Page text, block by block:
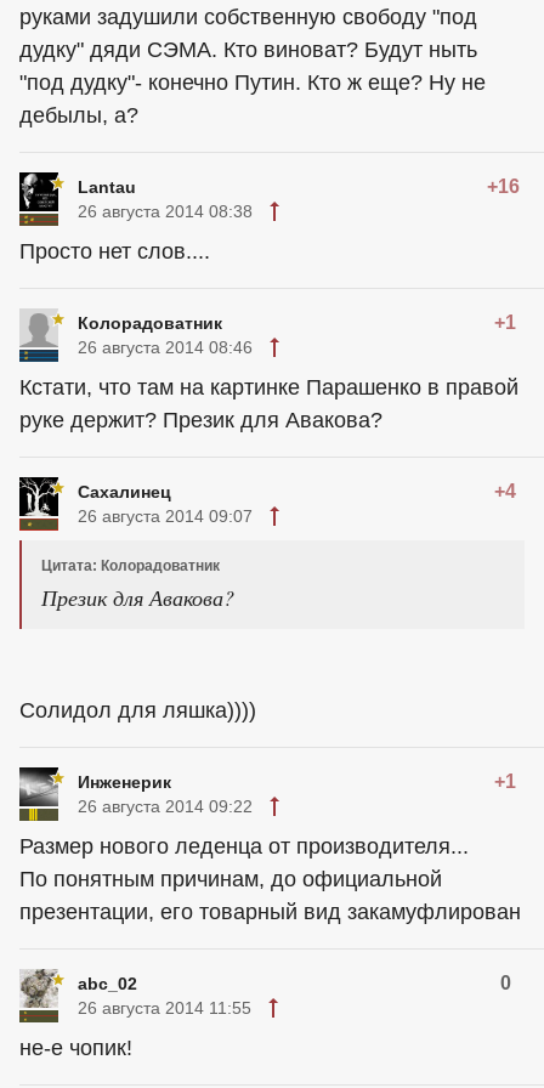
руками задушили собственную свободу "под
дудку" дяди СЭМА. Кто виноват? Будут ныть
"под дудку"- конечно Путин. Кто ж еще? Ну не
дебылы, а?
Lantau +16
26 августа 2014 08:38
Просто нет слов....
Колорадоватник +1
26 августа 2014 08:46
Кстати, что там на картинке Парашенко в правой
руке держит? Презик для Авакова?
Сахалинец +4
26 августа 2014 09:07
Цитата: Колорадоватник
Презик для Авакова?
Солидол для ляшка))))
Инженерик +1
26 августа 2014 09:22
Размер нового леденца от производителя...
По понятным причинам, до официальной
презентации, его товарный вид закамуфлирован
abc_02 0
26 августа 2014 11:55
не-е чопик!